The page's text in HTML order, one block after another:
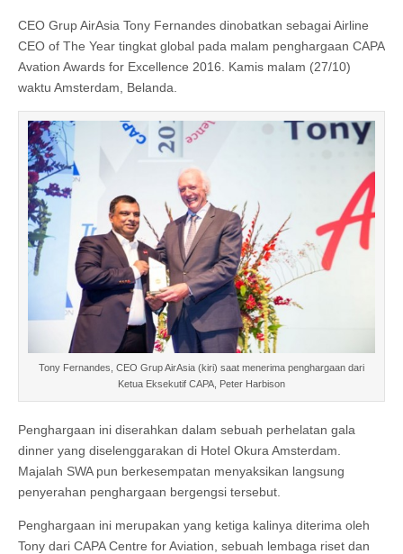
CEO Grup AirAsia Tony Fernandes dinobatkan sebagai Airline
CEO of The Year tingkat global pada malam penghargaan CAPA
Avation Awards for Excellence 2016. Kamis malam (27/10)
waktu Amsterdam, Belanda.
Tony Fernandes, CEO Grup AirAsia (kiri) saat menerima penghargaan dari
Ketua Eksekutif CAPA, Peter Harbison
Penghargaan ini diserahkan dalam sebuah perhelatan gala
dinner yang diselenggarakan di Hotel Okura Amsterdam.
Majalah SWA pun berkesempatan menyaksikan langsung
penyerahan penghargaan bergengsi tersebut.
Penghargaan ini merupakan yang ketiga kalinya diterima oleh
Tony dari CAPA Centre for Aviation, sebuah lembaga riset dan